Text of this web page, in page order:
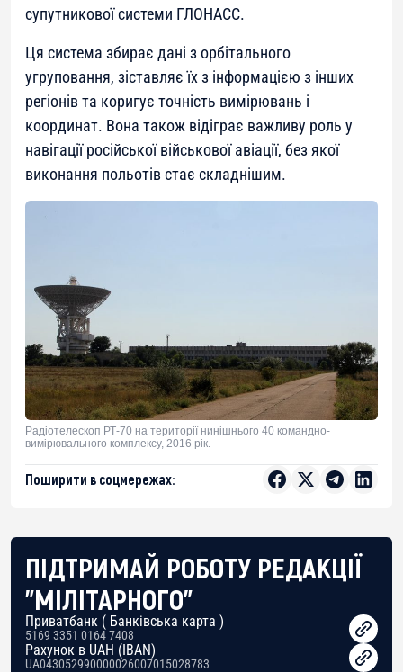
супутникової системи ГЛОНАСС.
Ця система збирає дані з орбітального
угруповання, зіставляє їх з інформацією з інших
регіонів та коригує точність вимірювань і
координат. Вона також відіграє важливу роль у
навігації російської військової авіації, без якої
виконання польотів стає складнішим.
Радіотелескоп РТ-70 на території нинішнього 40 командно-
вимірювального комплексу, 2016 рік.
Поширити в соцмережах:
ПІДТРИМАЙ РОБОТУ РЕДАКЦІЇ
"МІЛІТАРНОГО"
Приватбанк ( Банківська карта )
5169 3351 0164 7408
Рахунок в UAH (IBAN)
UA043052990000026007015028783